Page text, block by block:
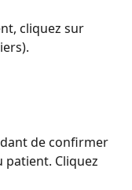
cliquez sur
de confirmer
patient. Cliquez